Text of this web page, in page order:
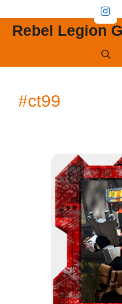
Inhalt
springen
Rebel Legion
#ct99